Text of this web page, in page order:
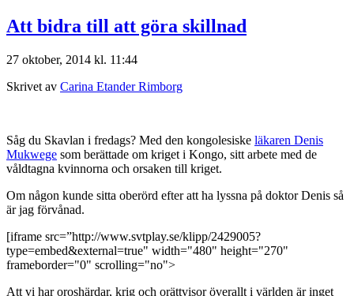
Att bidra till att göra skillnad
27 oktober, 2014 kl. 11:44
Skrivet av Carina Etander Rimborg
Såg du Skavlan i fredags? Med den kongolesiske läkaren Denis
Mukwege som berättade om kriget i Kongo, sitt arbete med de
våldtagna kvinnorna och orsaken till kriget.
Om någon kunde sitta oberörd efter att ha lyssna på doktor Denis så
är jag förvånad.
[iframe src=”http://www.svtplay.se/klipp/2429005?
type=embed&external=true" width="480" height="270"
frameborder="0" scrolling="no">
Att vi har oroshärdar, krig och orättvisor överallt i världen är inget